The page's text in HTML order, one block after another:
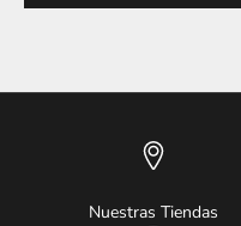
Nuestras Tiendas